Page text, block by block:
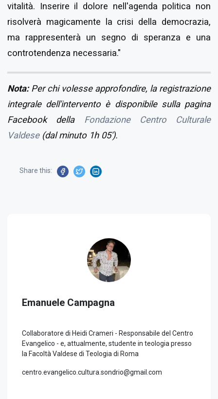
vitalità. Inserire il dolore nell'agenda politica non
risolverà magicamente la crisi della democrazia,
ma rappresenterà un segno di speranza e una
controtendenza necessaria."
Nota:Per chi volesse approfondire, la registrazione
integrale dell'intervento è disponibile sulla pagina
Facebook della Fondazione Centro Culturale
Valdese(dal minuto 1h 05').
Share this:
Emanuele Campagna
Collaboratore di Heidi Crameri - Responsabile del Centro
Evangelico - e, attualmente, studente in teologia presso
la Facoltà Valdese di Teologia di Roma
centro.evangelico.cultura.sondrio@gmail.com